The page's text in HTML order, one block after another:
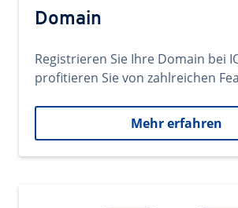
Domain
Registrieren Sie Ihre Domain bei
profitieren Sie von zahlreichen
Mehr erfahren